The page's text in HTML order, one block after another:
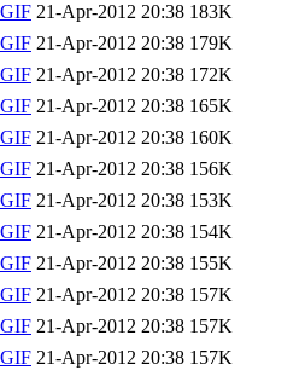
21-Apr-2012 20:38 183K
21-Apr-2012 20:38 179K
21-Apr-2012 20:38 172K
21-Apr-2012 20:38 165K
21-Apr-2012 20:38 160K
21-Apr-2012 20:38 156K
21-Apr-2012 20:38 153K
21-Apr-2012 20:38 154K
21-Apr-2012 20:38 155K
21-Apr-2012 20:38 157K
21-Apr-2012 20:38 157K
21-Apr-2012 20:38 157K